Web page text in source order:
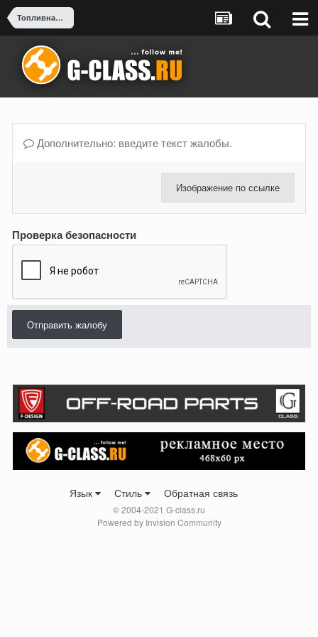
Топливная система
Дополнительно: введите текст жалобы.
Изображение по ссылке
Проверка безопасности
Отправить жалобу
Язык Стиль Обратная связь
© 2004-2021 G-class.ru
Powered by Invision Community